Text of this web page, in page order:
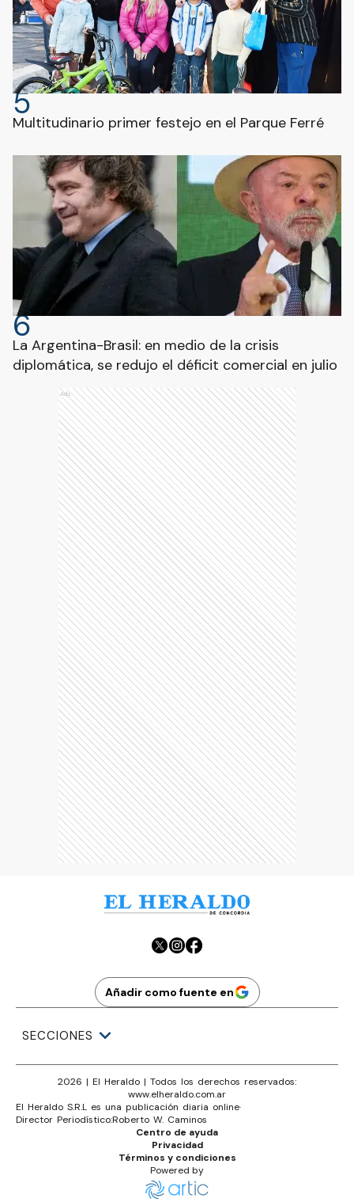
5
Multitudinario primer festejo en el Parque Ferré
6
La Argentina-Brasil: en medio de la crisis
diplomática, se redujo el déficit comercial en julio
Ads
Añadir como fuente en
SECCIONES
2026 | El Heraldo | Todos los derechos reservados:
www.elheraldo.com.ar
El Heraldo S.R.L es una publicación diaria online·
Director Periodístico:Roberto W. Caminos
Términos y condiciones
Privacidad
Centro de ayuda
Powered by